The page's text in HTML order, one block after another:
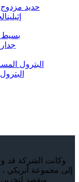
حديد مزدوج
بسيط
البترول
إلى مجموعة أنريكي
ويقصد لتخزين